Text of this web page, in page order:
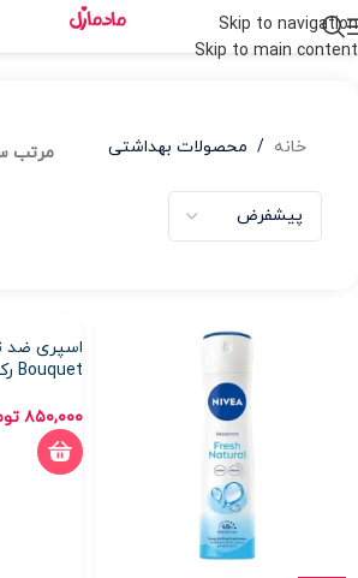
Skip to navigation
Skip to main content
خانه / محصولات بهداشتی مرتب
Bouquet رکسونا ۲۰۰ میلی لیتر
۸۵۰,۰۰۰